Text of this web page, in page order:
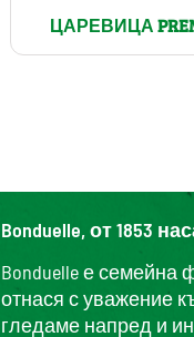
ЦАРЕВИЦА
Bonduelle, от 1853
Bonduelle е семейна
отнася с уважение
гледаме напред и